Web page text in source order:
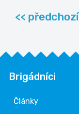
<< předchozí
Brigádníci
Články